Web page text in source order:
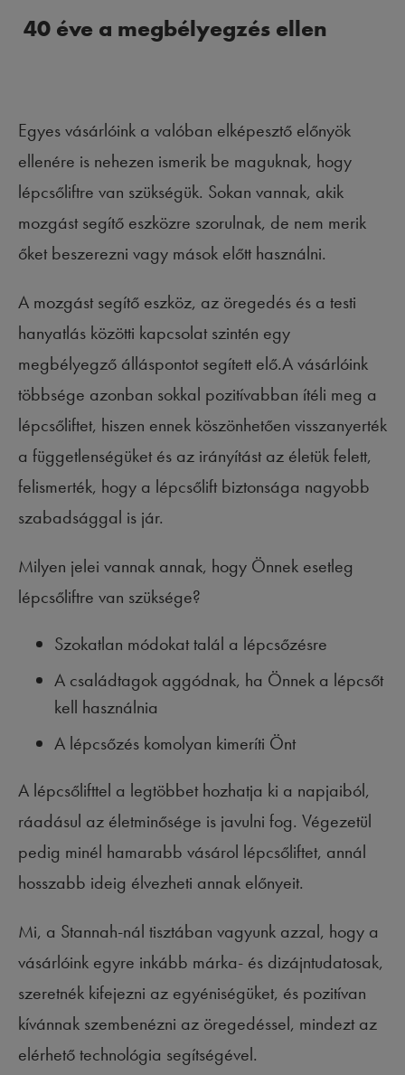
40 éve a megbélyegzés ellen
Egyes vásárlóink a valóban elképesztő előnyök
ellenére is nehezen ismerik be maguknak, hogy
lépcsőliftre van szükségük. Sokan vannak, akik
mozgást segítő eszközre szorulnak, de nem merik
őket beszerezni vagy mások előtt használni.
A mozgást segítő eszköz, az öregedés és a testi
hanyatlás közötti kapcsolat szintén egy
megbélyegző álláspontot segített elő.A vásárlóink
többsége azonban sokkal pozitívabban ítéli meg a
lépcsőliftet, hiszen ennek köszönhetően visszanyerték
a függetlenségüket és az irányítást az életük felett,
felismerték, hogy a lépcsőlift biztonsága nagyobb
szabadsággal is jár.
Milyen jelei vannak annak, hogy Önnek esetleg
lépcsőliftre van szüksége?
Szokatlan módokat talál a lépcsőzésre
A családtagok aggódnak, ha Önnek a lépcsőt
kell használnia
A lépcsőzés komolyan kimeríti Önt
A lépcsőlifttel a legtöbbet hozhatja ki a napjaiból,
ráadásul az életminősége is javulni fog. Végezetül
pedig minél hamarabb vásárol lépcsőliftet, annál
hosszabb ideig élvezheti annak előnyeit.
Mi, a Stannah-nál tisztában vagyunk azzal, hogy a
vásárlóink egyre inkább márka- és dizájntudatosak,
szeretnék kifejezni az egyéniségüket, és pozitívan
kívánnak szembenézni az öregedéssel, mindezt az
elérhető technológia segítségével.